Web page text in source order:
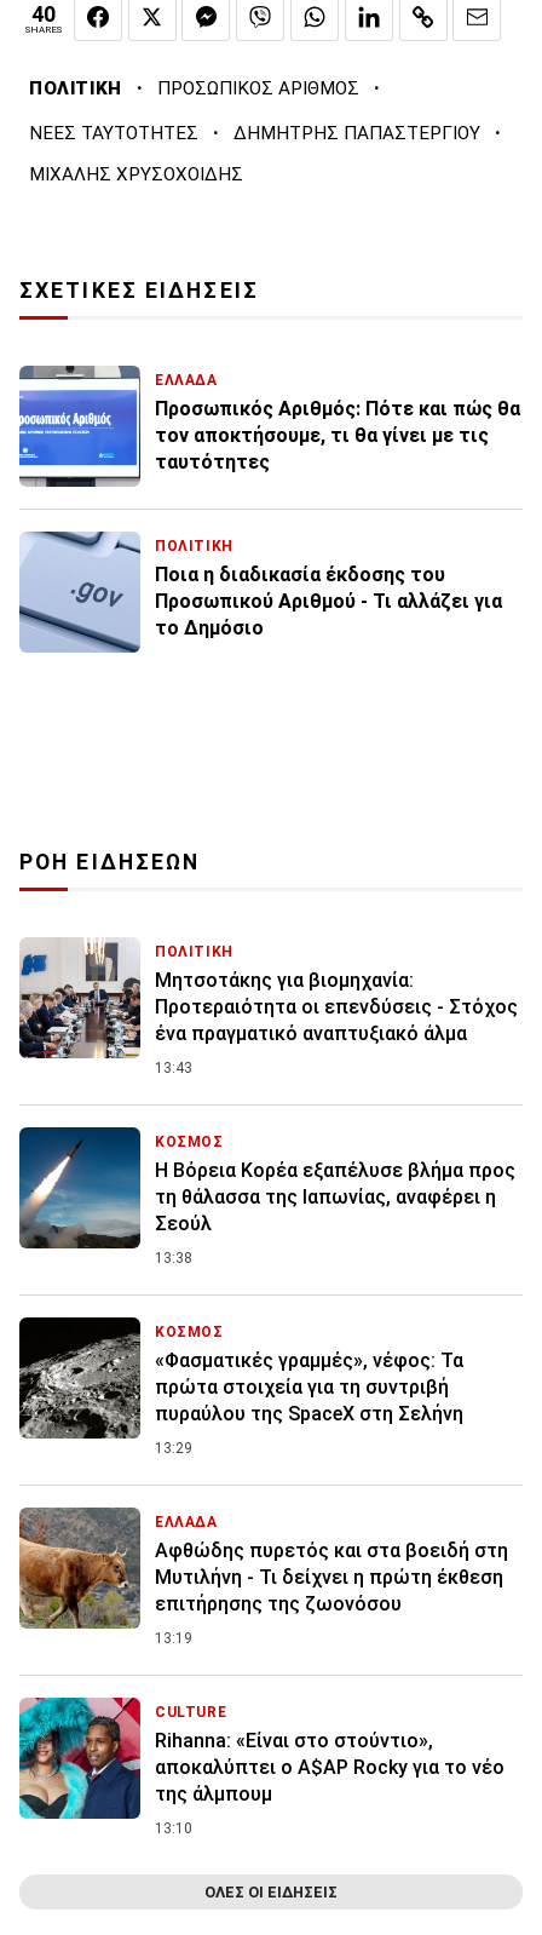
40
SHARES
ΠΟΛΙΤΙΚΗ · ΠΡΟΣΩΠΙΚΟΣ ΑΡΙΘΜΟΣ ·
ΝΕΕΣ ΤΑΥΤΟΤΗΤΕΣ · ΔΗΜΗΤΡΗΣ ΠΑΠΑΣΤΕΡΓΙΟΥ ·
ΜΙΧΑΛΗΣ ΧΡΥΣΟΧΟΙΔΗΣ
ΣΧΕΤΙΚΕΣ ΕΙΔΗΣΕΙΣ
ΕΛΛΑΔΑ
Προσωπικός Αριθμός: Πότε και πώς θα
τον αποκτήσουμε, τι θα γίνει με τις
ταυτότητες
ΠΟΛΙΤΙΚΗ
Ποια η διαδικασία έκδοσης του
Προσωπικού Αριθμού - Τι αλλάζει για
το Δημόσιο
ΡΟΗ ΕΙΔΗΣΕΩΝ
ΠΟΛΙΤΙΚΗ
Μητσοτάκης για βιομηχανία:
Προτεραιότητα οι επενδύσεις - Στόχος
ένα πραγματικό αναπτυξιακό άλμα
13:43
ΚΟΣΜΟΣ
Η Βόρεια Κορέα εξαπέλυσε βλήμα προς
τη θάλασσα της Ιαπωνίας, αναφέρει η
Σεούλ
13:38
ΚΟΣΜΟΣ
«Φασματικές γραμμές», νέφος: Τα
πρώτα στοιχεία για τη συντριβή
πυραύλου της SpaceX στη Σελήνη
13:29
ΕΛΛΑΔΑ
Αφθώδης πυρετός και στα βοειδή στη
Μυτιλήνη - Τι δείχνει η πρώτη έκθεση
επιτήρησης της ζωονόσου
13:19
CULTURE
Rihanna: «Είναι στο στούντιο»,
αποκαλύπτει ο A$AP Rocky για το νέο
της άλμπουμ
13:10
ΟΛΕΣ ΟΙ ΕΙΔΗΣΕΙΣ